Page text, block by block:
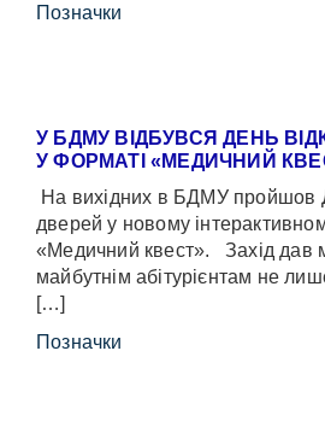
Позначки
У БДМУ ВІДБУВСЯ ДЕНЬ
У ФОРМАТІ «МЕДИЧНИЙ
На вихідних в БДМУ пройшов
дверей у новому
«Медичний квест». Захід дав
майбутнім абітурієнтам не
[…]
Позначки